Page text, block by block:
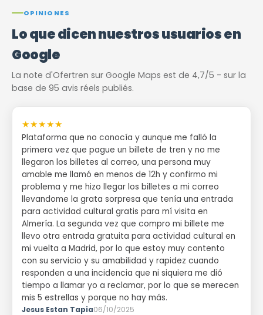
OPINIONES
Lo que dicen nuestros usuarios en
Google
La note d'Ofertren sur Google Maps est de 4,7/5 - sur la
base de 95 avis réels publiés.
★★★★★
Plataforma que no conocía y aunque me falló la
primera vez que pague un billete de tren y no me
llegaron los billetes al correo, una persona muy
amable me llamó en menos de 12h y confirmo mi
problema y me hizo llegar los billetes a mi correo
llevandome la grata sorpresa que tenía una entrada
para actividad cultural gratis para mí visita en
Almería. La segunda vez que compro mi billete me
llevo otra entrada gratuita para actividad cultural en
mi vuelta a Madrid, por lo que estoy muy contento
con su servicio y su amabilidad y rapidez cuando
responden a una incidencia que ni siquiera me dió
tiempo a llamar yo a reclamar, por lo que se merecen
mis 5 estrellas y porque no hay más.
Jesus Estan Tapia06/10/2025